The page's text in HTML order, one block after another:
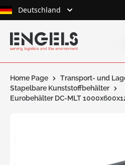
Skip to Content
Deutschland
Home Page
Transport- und
Stapelbare Kunststoffbehälter
Eurobehälter DC-MLT